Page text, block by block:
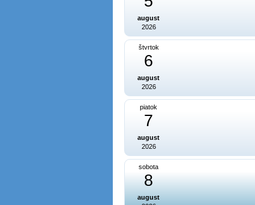
august
2026
štvrtok
6
august
2026
piatok
7
august
2026
sobota
8
august